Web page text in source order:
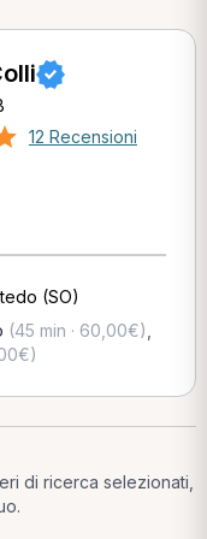
12 Recensioni
(SO)
(45 min · 60,00€)
di ricerca selezionati,